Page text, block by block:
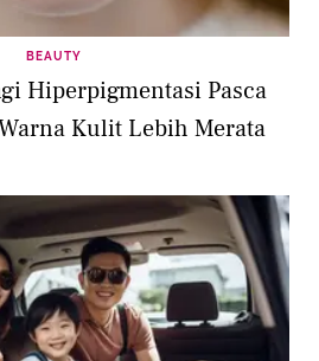
BEAUTY
Hiperpigmentasi Pasca
Kulit Lebih Merata